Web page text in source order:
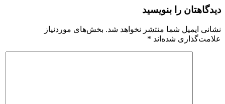
دیدگاهتان را بنویسید
نشانی ایمیل شما منتشر نخواهد شد. بخش‌های موردنیاز
علامت‌گذاری شده‌اند *